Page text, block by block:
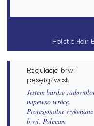
Holistic Hair
Regulacja brwi
pęsętą/wosk
Jestem bardzo
napewno wrócę.
Profesjonalne wykonane
brwi. Polecam